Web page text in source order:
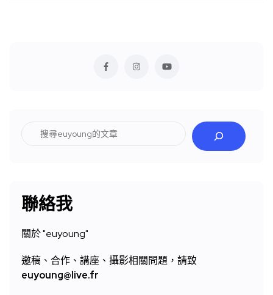
聯絡我
關於 "euyoung"
邀稿、合作、講座、攝影相關問題，請致
euyoung@live.fr